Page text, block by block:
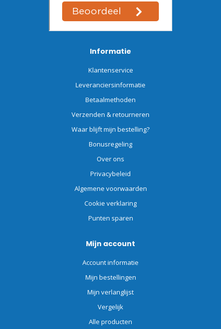
Informatie
Klantenservice
Leveranciersinformatie
Betaalmethoden
Verzenden & retourneren
Waar blijft mijn bestelling?
Bonusregeling
Over ons
Privacybeleid
Algemene voorwaarden
Cookie verklaring
Punten sparen
Mijn account
Account informatie
Mijn bestellingen
Mijn verlanglijst
Vergelijk
Alle producten